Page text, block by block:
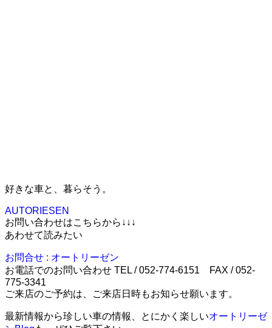
好きな車と、暮らそう。
AUTORIESEN
お問い合わせはこちらから↓↓↓
あわせて読みたい
お問合せ : オートリーゼン
お電話でのお問い合わせ TEL / 052-774-6151 FAX / 052-
775-3341
ご来店のご予約は、ご来店日時もお知らせ願います。
最新情報から珍しい車の情報、とにかく楽しいオートリーゼ